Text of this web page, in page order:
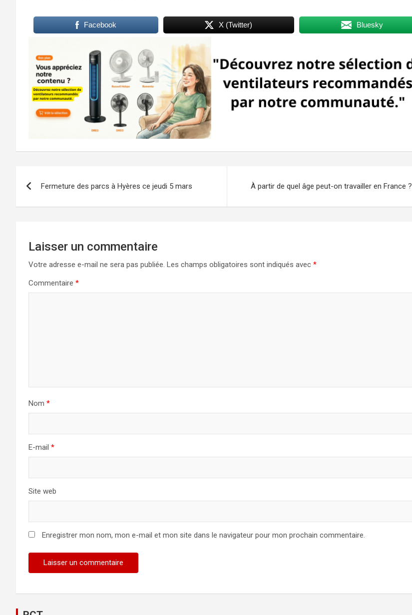
Facebook X (Twitter) Bluesky
de
Fermeture des parcs à Hyères ce jeudi 5 mars À partir de quel âge peut-on travailler en France ?
Laisser un commentaire
Votre adresse e-mail ne sera pas publiée. Les champs obligatoires sont indiqués avec *
Commentaire *
Nom *
E-mail *
Site web
Enregistrer mon nom, mon e-mail et mon site dans le navigateur pour mon prochain commentaire.